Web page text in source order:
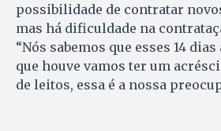
possibilidade de contratar
mas há dificuldade na
“Nós sabemos que esses 14
que houve vamos ter um
de leitos, essa é a nossa